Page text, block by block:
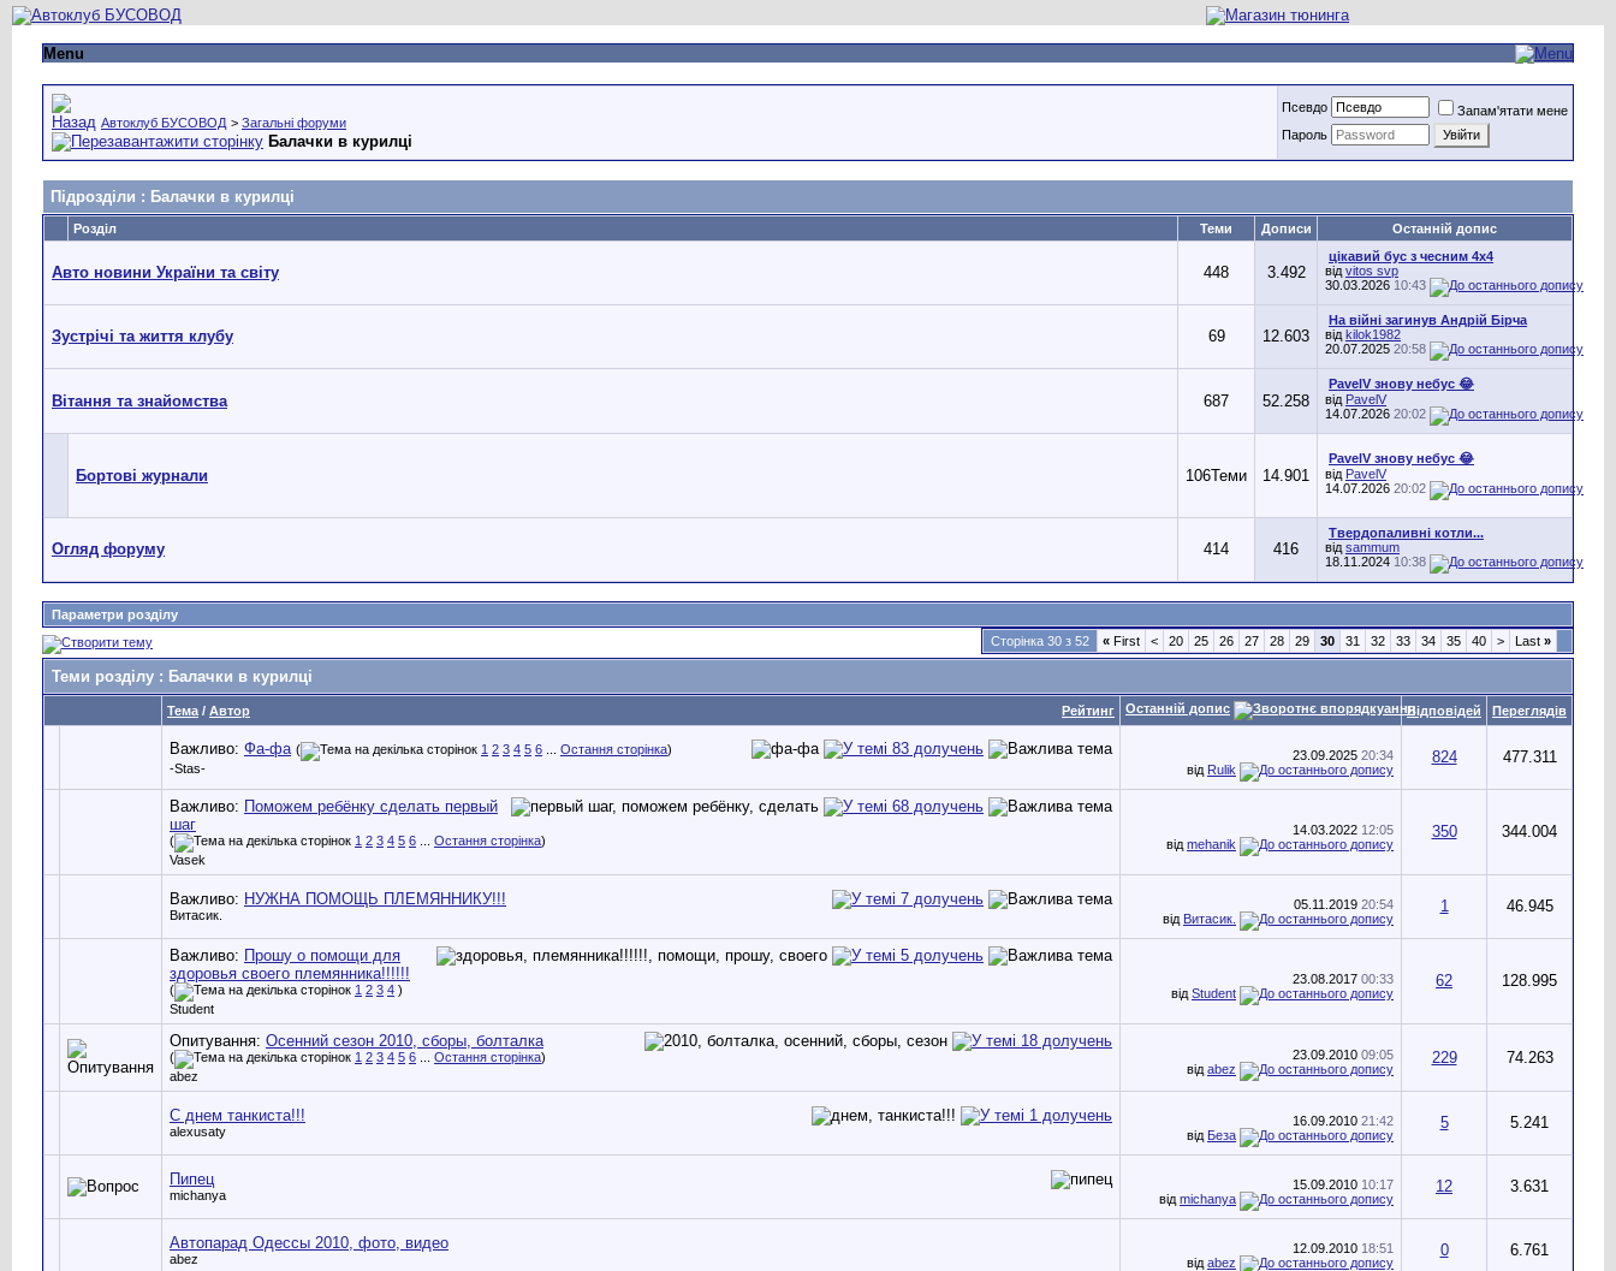
Menu
Автоклуб БУСОВОД > Загальні форуми
Балачки в курилці
Псевдо
Запам'ятати мене
Пароль
Підрозділи : Балачки в курилці
Розділ Теми Дописи Останній допис
Авто новини України та світу 448 3.492
цікавий бус з чесним 4х4
від vitos svp
30.03.2026 10:43
Зустрічі та життя клубу 69 12.603
На війні загинув Андрій Бірча
від kilok1982
20.07.2025 20:58
Вітання та знайомства 687 52.258
PavelV знову небус 😂
від PavelV
14.07.2026 20:02
Бортові журнали 106Теми 14.901
PavelV знову небус 😂
від PavelV
14.07.2026 20:02
Огляд форуму 414 416
Твердопаливні котли...
від sammum
18.11.2024 10:38
Параметри розділу
Сторінка 30 з 52
« First < 20 25 26 27 28 29 30 31 32 33 34 35 40 > Last »
Теми розділу : Балачки в курилці
Рейтинг
Тема / Автор Останній допис Відповідей Переглядів
Важливо: Фа-фа ( 1 2 3 4 5 6 Остання сторінка)
-Stas-
23.09.2025 20:34
від Rulik
824 477.311
Важливо: Поможем ребёнку сделать первый
шаг
( 1 2 3 4 5 6 Остання сторінка)
Vasek
14.03.2022 12:05
від mehanik
350 344.004
Важливо: НУЖНА ПОМОЩЬ ПЛЕМЯННИКУ!!!
Витасик.
05.11.2019 20:54
від Витасик.
1 46.945
Важливо: Прошу о помощи для
здоровья своего племянника!!!!!!
( 1 2 3 4 )
Student
23.08.2017 00:33
від Student
62 128.995
Опитування: Осенний сезон 2010, сборы, болталка
( 1 2 3 4 5 6 Остання сторінка)
abez
23.09.2010 09:05
від abez
229 74.263
С днем танкиста!!!
alexusaty
16.09.2010 21:42
від Беза
5 5.241
Пипец
michanya
15.09.2010 10:17
від michanya
12 3.631
Автопарад Одессы 2010, фото, видео
abez
12.09.2010 18:51
від abez
0 6.761